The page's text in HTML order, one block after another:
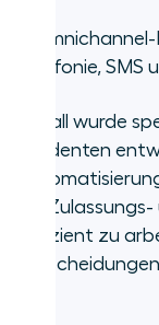
Telefonie,
Aircall wurde
Studenten
die
effizient zu